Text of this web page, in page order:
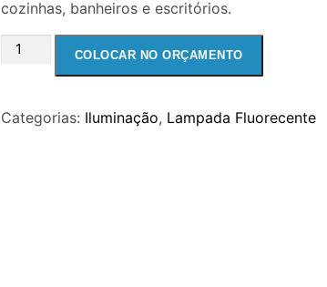
cozinhas, banheiros e escritórios.
LAMPADA
FLUORESCENTE
14W
COLOCAR NO ORÇAMENTO
Categorias: Iluminação, Lampada Fluorecente